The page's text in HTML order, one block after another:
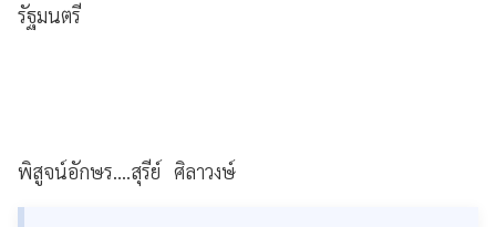
รัฐมนตรี
พิสูจน์อักษร....สุรีย์ ศิลาวงษ์